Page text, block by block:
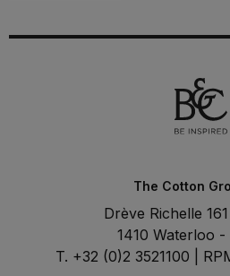
The Cotton
Drève Richelle
1410 Waterloo -
T. +32 (0)2 3521100 |